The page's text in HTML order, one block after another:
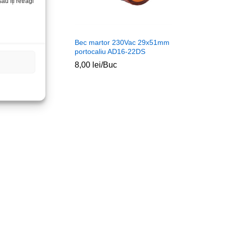
Bec martor 230Vac 29x51mm
portocaliu AD16-22DS
8,00 lei/Buc